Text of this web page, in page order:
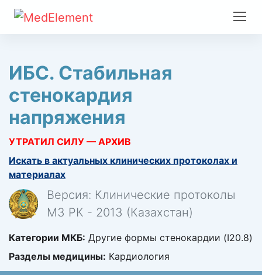
ИБС. Стабильная
стенокардия
напряжения
УТРАТИЛ СИЛУ — АРХИВ
Искать в актуальных клинических протоколах и
материалах
Версия: Клинические протоколы
МЗ РК - 2013 (Казахстан)
Категории МКБ: Другие формы стенокардии (I20.8)
Разделы медицины: Кардиология